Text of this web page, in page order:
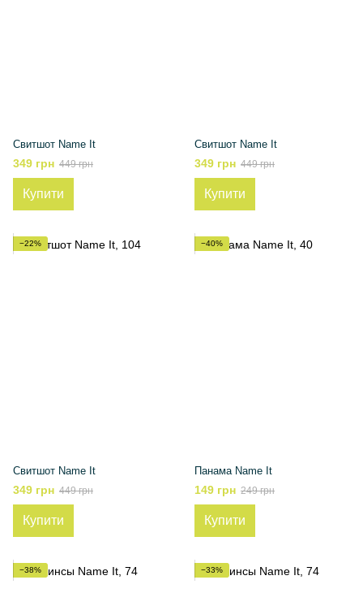
Свитшот Name It
349 грн 449 грн
Купити
Свитшот Name It
349 грн 449 грн
Купити
−22%
Свитшот Name It
349 грн 449 грн
Купити
−40%
Панама Name It
149 грн 249 грн
Купити
−38% −33%